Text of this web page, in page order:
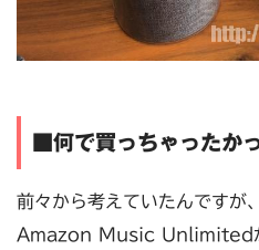
■何で買っちゃったか
前々から考えていたんですが
Amazon Music Unlimited